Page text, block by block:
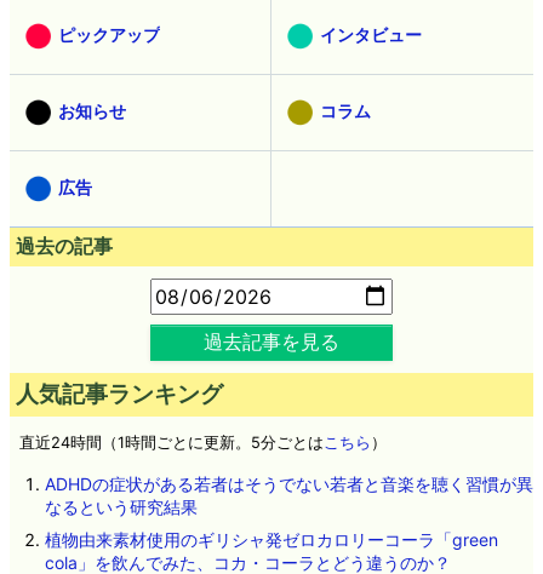
ピックアップ インタビュー
お知らせ コラム
広告
過去の記事
過去記事を見る
人気記事ランキング
直近24時間（1時間ごとに更新。5分ごとは こちら ）
ADHDの症状がある若者はそうでない若者と音楽を聴く習慣が異
なるという研究結果
植物由来素材使用のギリシャ発ゼロカロリーコーラ「green
cola」を飲んでみた、コカ・コーラとどう違うのか？